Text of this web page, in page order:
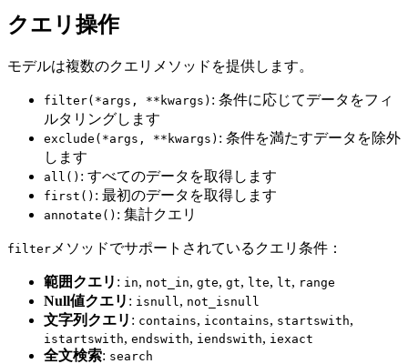
クエリ操作
モデルは複数のクエリメソッドを提供します。
filter(*args, **kwargs) : 条件に応じてデータをフィ
ルタリングします
exclude(*args, **kwargs) : 条件を満たすデータを除外
します
all() : すべてのデータを取得します
first() : 最初のデータを取得します
annotate() : 集計クエリ
filter メソッドでサポートされているクエリ条件：
範囲クエリ : in, not_in, gte, gt, lte, lt, range
Null値クエリ : isnull , not_isnull
文字列クエリ : contains, icontains, startswith,
istartswith, endswith, iendswith, iexact
全文検索: search